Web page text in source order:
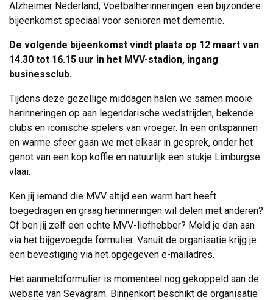
Alzheimer Nederland, Voetbalherinneringen: een bijzondere
bijeenkomst speciaal voor senioren met dementie.
De volgende bijeenkomst vindt plaats op 12 maart van
14.30 tot 16.15 uur in het MVV-stadion, ingang
businessclub.
Tijdens deze gezellige middagen halen we samen mooie
herinneringen op aan legendarische wedstrijden, bekende
clubs en iconische spelers van vroeger. In een ontspannen
en warme sfeer gaan we met elkaar in gesprek, onder het
genot van een kop koffie en natuurlijk een stukje Limburgse
vlaai.
Ken jij iemand die MVV altijd een warm hart heeft
toegedragen en graag herinneringen wil delen met anderen?
Of ben jij zelf een echte MVV-liefhebber? Meld je dan aan
via het bijgevoegde formulier. Vanuit de organisatie krijg je
een bevestiging via het opgegeven e-mailadres.
Het aanmeldformulier is momenteel nog gekoppeld aan de
website van Sevagram. Binnenkort beschikt de organisatie